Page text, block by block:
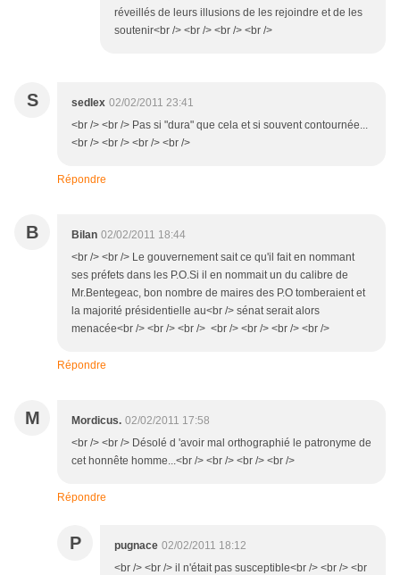
réveillés de leurs illusions de les rejoindre et de les
soutenir<br /> <br /> <br /> <br />
S sedlex 02/02/2011 23:41
<br /> <br /> Pas si "dura" que cela et si souvent contournée...
<br /> <br /> <br /> <br />
Répondre
B Bilan 02/02/2011 18:44
<br /> <br /> Le gouvernement sait ce qu'il fait en nommant
ses préfets dans les P.O.Si il en nommait un du calibre de
Mr.Bentegeac, bon nombre de maires des P.O tomberaient et
la majorité présidentielle au<br /> sénat serait alors
menacée<br /> <br /> <br /> <br /> <br /> <br /> <br />
Répondre
M Mordicus. 02/02/2011 17:58
<br /> <br /> Désolé d 'avoir mal orthographié le patronyme de
cet honnête homme...<br /> <br /> <br /> <br />
Répondre
P pugnace 02/02/2011 18:12
<br /> <br /> il n'était pas susceptible<br /> <br /> <br